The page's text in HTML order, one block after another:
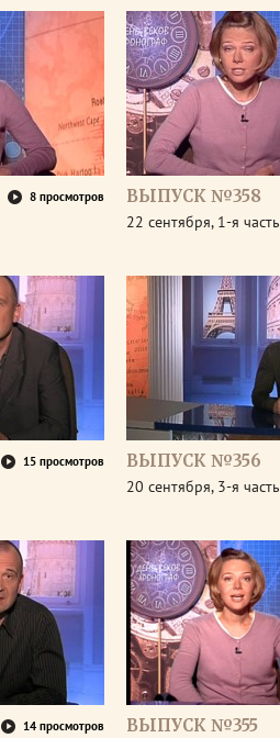
8 просмотров ВЫПУСК №358
22 сентября, 1-я часть
15 просмотров ВЫПУСК №356
20 сентября, 3-я часть
14 просмотров ВЫПУСК №355